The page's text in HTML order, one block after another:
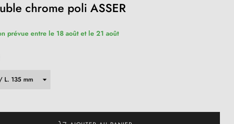
chrome poli ASSER
prévue entre le 18 août et le 21 août